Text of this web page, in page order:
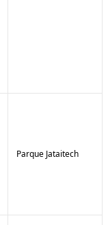
Parque Jataitech